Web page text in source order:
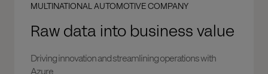
MULTINATIONAL AUTOMOTIVE COMPANY
Raw data into business value
Driving innovation and streamlining operations with
Azure